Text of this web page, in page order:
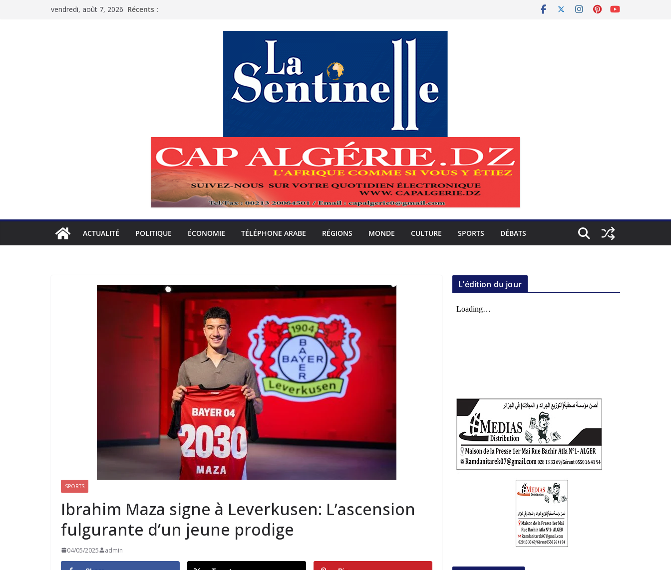
vendredi, août 7, 2026 Récents :
ACTUALITÉ POLITIQUE ÉCONOMIE TÉLÉPHONE ARABE RÉGIONS MONDE CULTURE SPORTS DÉBATS
SPORTS
Ibrahim Maza signe à Leverkusen: L’ascension
fulgurante d’un jeune prodige
04/05/2025 admin
L’édition du jour